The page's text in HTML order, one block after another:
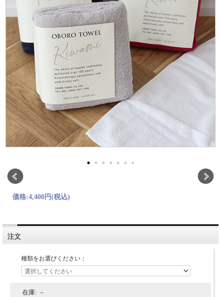
価格:4,400円(税込)
注文
種類をお選びください：
在庫: －